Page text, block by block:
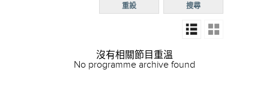
搜尋
重設
沒有相關節目重溫
No programme archive found